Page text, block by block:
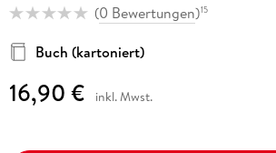
(0 Bewertungen)15
Buch (kartoniert)
16,90 € inkl. Mwst.